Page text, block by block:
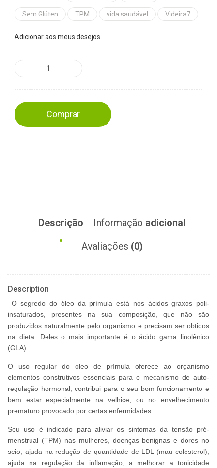
Sem Glúten TPM vida saudável Videira7
Adicionar aos meus desejos
Comprar
Descrição Informação adicional
Avaliações (0)
Description
O segredo do óleo da prímula está nos ácidos graxos poli-
insaturados, presentes na sua composição, que não são
produzidos naturalmente pelo organismo e precisam ser obtidos
na dieta. Deles o mais importante é o ácido gama linolênico
(GLA).
O uso regular do óleo de prímula oferece ao organismo
elementos construtivos essenciais para o mecanismo de auto-
regulação hormonal, contribui para o seu bom funcionamento e
bem estar especialmente na velhice, ou no envelhecimento
prematuro provocado por certas enfermidades.
Seu uso é indicado para aliviar os sintomas da tensão pré-
menstrual (TPM) nas mulheres, doenças benignas e dores no
seio, ajuda na redução de quantidade de LDL (mau colesterol),
ajuda na regulação da inflamação, a melhorar a tonicidade